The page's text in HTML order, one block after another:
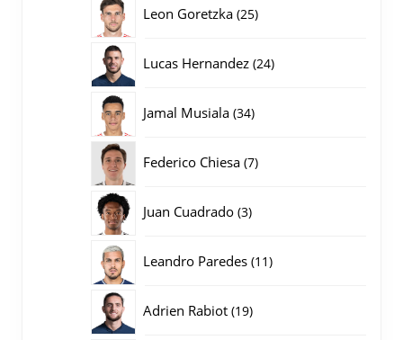
Leon Goretzka 2525
Lucas Hernandez 2424
Jamal Musiala 3434
Federico Chiesa 77
Juan Cuadrado 33
Leandro Paredes 1111
Adrien Rabiot 1919